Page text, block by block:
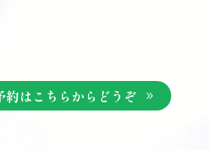
約はこちらからどうぞ